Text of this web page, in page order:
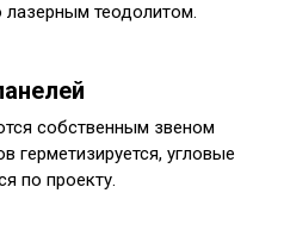
теодолитом.
собственным звеном
угловые
по проекту.